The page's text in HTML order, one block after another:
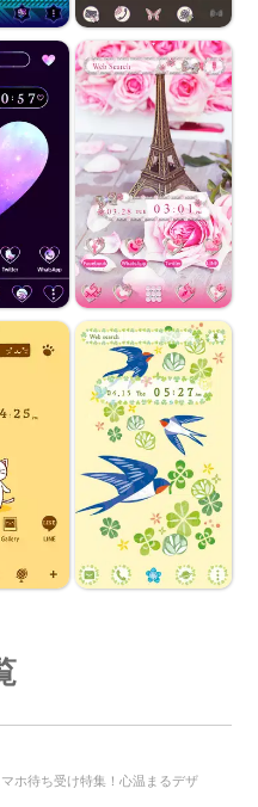
ホ待ち受け特集！心温まるデザ